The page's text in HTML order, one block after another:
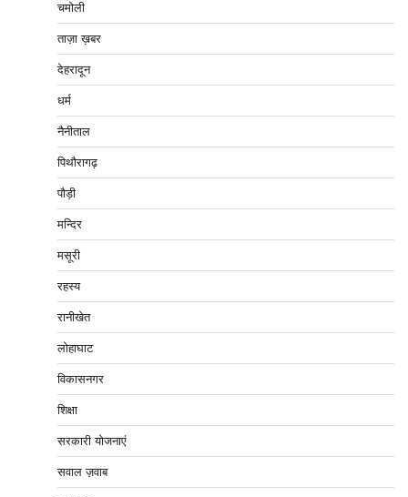
चमोली
ताज़ा ख़बर
देहरादून
धर्म
नैनीताल
पिथौरागढ़
पौड़ी
मन्दिर
मसूरी
रहस्य
रानीखेत
लोहाघाट
विकासनगर
शिक्षा
सरकारी योजनाएं
सवाल ज़वाब